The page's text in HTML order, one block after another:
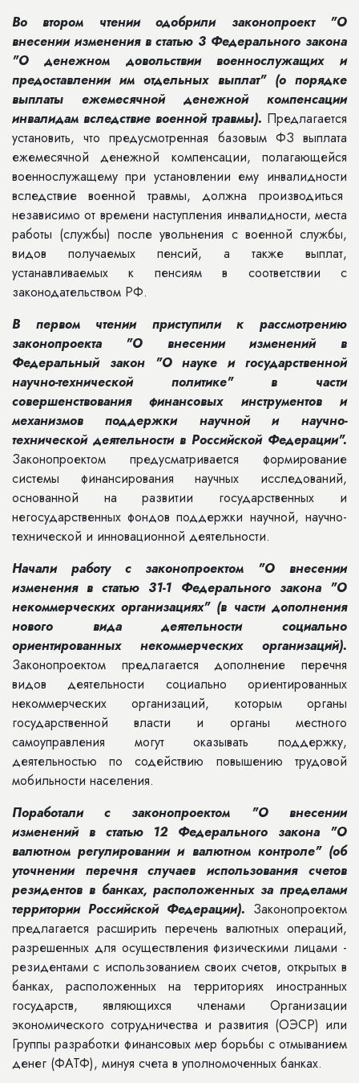
Во втором чтении одобрили законопроект "О
внесении изменения в статью 3 Федерального закона
"О денежном довольствии военнослужащих и
предоставлении им отдельных выплат" (о порядке
выплаты ежемесячной денежной компенсации
инвалидам вследствие военной травмы). Предлагается
установить, что предусмотренная базовым ФЗ выплата
ежемесячной денежной компенсации, полагающейся
военнослужащему при установлении ему инвалидности
вследствие военной травмы, должна производиться
независимо от времени наступления инвалидности, места
работы (службы) после увольнения с военной службы,
видов получаемых пенсий, а также выплат,
устанавливаемых к пенсиям в соответствии с
законодательством РФ.
В первом чтении приступили к рассмотрению
законопроекта "О внесении изменений в
Федеральный закон "О науке и государственной
научно-технической политике" в части
совершенствования финансовых инструментов и
механизмов поддержки научной и научно-
технической деятельности в Российской Федерации".
Законопроектом предусматривается формирование
системы финансирования научных исследований,
основанной на развитии государственных и
негосударственных фондов поддержки научной, научно-
технической и инновационной деятельности.
Начали работу с законопроектом "О внесении
изменения в статью 31-1 Федерального закона "О
некоммерческих организациях" (в части дополнения
нового вида деятельности социально
ориентированных некоммерческих организаций).
Законопроектом предлагается дополнение перечня
видов деятельности социально ориентированных
некоммерческих организаций, которым органы
государственной власти и органы местного
самоуправления могут оказывать поддержку,
деятельностью по содействию повышению трудовой
мобильности населения.
Поработали с законопроектом "О внесении
изменений в статью 12 Федерального закона "О
валютном регулировании и валютном контроле" (об
уточнении перечня случаев использования счетов
резидентов в банках, расположенных за пределами
территории Российской Федерации). Законопроектом
предлагается расширить перечень валютных операций,
разрешенных для осуществления физическими лицами -
резидентами с использованием своих счетов, открытых в
банках, расположенных на территориях иностранных
государств, являющихся членами Организации
экономического сотрудничества и развития (ОЭСР) или
Группы разработки финансовых мер борьбы с отмыванием
денег (ФАТФ), минуя счета в уполномоченных банках.